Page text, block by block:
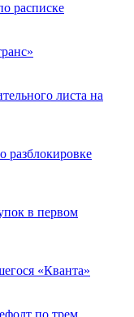
расписке
листа на
разблокировке
в первом
«Кванта»
по трем